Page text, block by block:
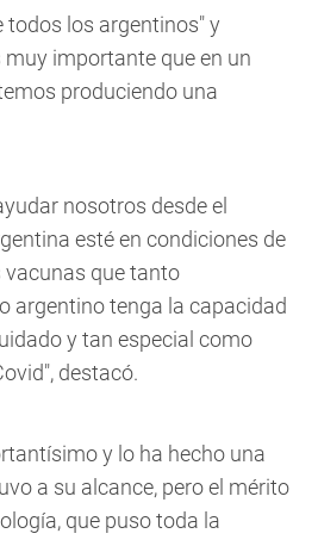
todos los argentinos" y
importante que en un
produciendo una
nosotros desde el
esté en condiciones de
vacunas que tanto
argentino tenga la capacidad
y tan especial como
destacó.
y lo ha hecho una
a su alcance, pero el mérito
que puso toda la